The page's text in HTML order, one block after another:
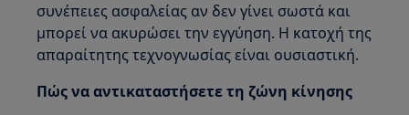
συνέπειες ασφαλείας αν δεν γίνει σωστά και
μπορεί να ακυρώσει την εγγύηση. Η κατοχή της
απαραίτητης τεχνογνωσίας είναι ουσιαστική.
Πώς να αντικαταστήσετε τη ζώνη κίνησης